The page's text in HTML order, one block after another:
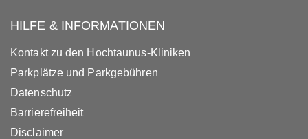
HILFE & INFORMATIONEN
Kontakt zu den Hochtaunus-Kliniken
Parkplätze und Parkgebühren
Datenschutz
Barrierefreiheit
Disclaimer